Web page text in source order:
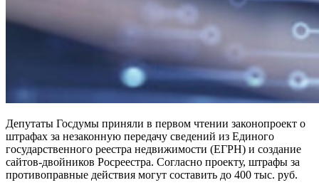
Депутаты Госдумы приняли в первом чтении законопроект о
штрафах за незаконную передачу сведений из Единого
государственного реестра недвижимости (ЕГРН) и создание
сайтов-двойников Росреестра. Согласно проекту, штрафы за
противоправные действия могут составить до 400 тыс. руб.